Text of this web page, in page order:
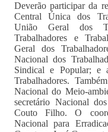
Deverão participar da
Central Única dos
União Geral dos
Trabalhadores e
Geral dos
Nacional dos
Sindical e Popular; e
Trabalhadores.
Nacional do Meio-
secretário Nacional
Couto Filho. O
Nacional para